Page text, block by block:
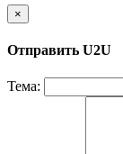
×
Отправить U2U
Тема: